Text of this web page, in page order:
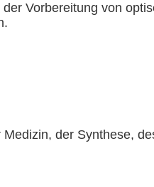
Vorbereitung von
der Synthese,